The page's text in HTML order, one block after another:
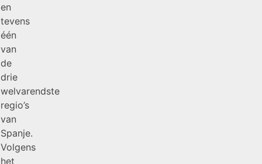
en
tevens
één
van
de
drie
welvarendste
regio’s
van
Spanje.
Volgens
het